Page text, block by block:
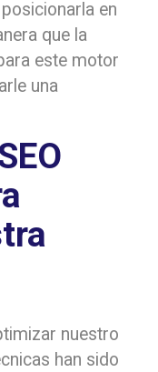
en
que la
este motor
una
nuestro
han sido